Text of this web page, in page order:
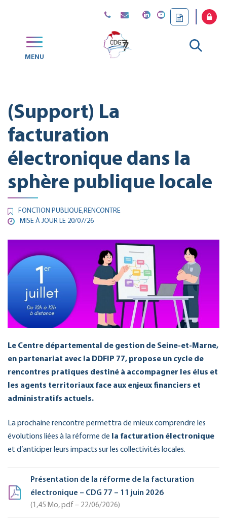
MENU
Aller
(Support) La
facturation
électronique dans la
sphère publique locale
FONCTION PUBLIQUE,RENCONTRE
MISE À JOUR LE 20/07/26
Le Centre départemental de gestion de Seine-et-Marne,
en partenariat avec la DDFIP 77, propose un cycle de
rencontres pratiques destiné à accompagner les élus et
les agents territoriaux face aux enjeux financiers et
administratifs actuels.
La prochaine rencontre permettra de mieux comprendre les
évolutions liées à la réforme de
la facturation électronique
et d’anticiper leurs impacts sur les collectivités locales.
Présentation de la réforme de la facturation
électronique – CDG 77 – 11 juin 2026
1,45 Mo, pdf – 22/06/2026